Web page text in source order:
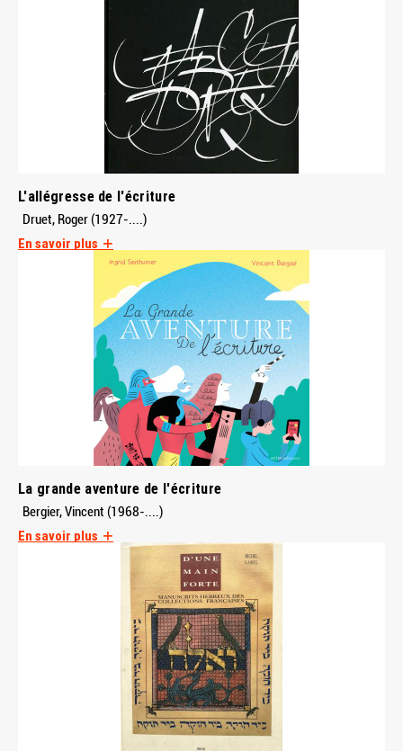
L'allégresse de l'écriture
Druet, Roger (1927-....)
En savoir plus
La grande aventure de l'écriture
Bergier, Vincent (1968-....)
En savoir plus